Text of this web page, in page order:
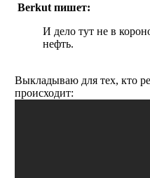
Berkut пишет:
И дело тут не в
нефть.
Выкладываю для тех, кто
происходит: